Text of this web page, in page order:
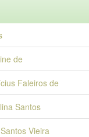
de
Faleiros de
Santos
Vieira